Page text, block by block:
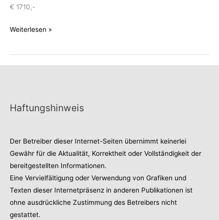
€ 1710,-
Opalring
585
Weiterlesen »
Haftungshinweis
Der Betreiber dieser Internet-Seiten übernimmt keinerlei
Gewähr für die Aktualität, Korrektheit oder Vollständigkeit der
bereitgestellten Informationen.
Eine Vervielfältigung oder Verwendung von Grafiken und
Texten dieser Internetpräsenz in anderen Publikationen ist
ohne ausdrückliche Zustimmung des Betreibers nicht
gestattet.